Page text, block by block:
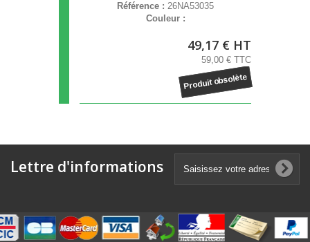
Référence : 26NA53035
Couleur :
49,17 € HT
59,00 € TTC
Produit obsolète
Lettre d'informations